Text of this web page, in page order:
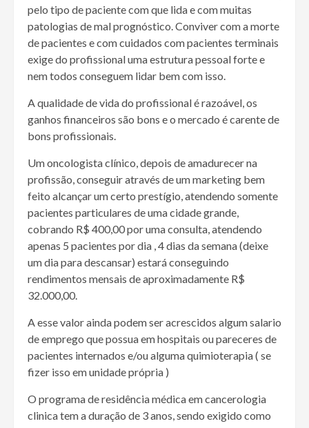
pelo tipo de paciente com que lida e com muitas
patologias de mal prognóstico. Conviver com a morte
de pacientes e com cuidados com pacientes terminais
exige do profissional uma estrutura pessoal forte e
nem todos conseguem lidar bem com isso.
A qualidade de vida do profissional é razoável, os
ganhos financeiros são bons e o mercado é carente de
bons profissionais.
Um oncologista clínico, depois de amadurecer na
profissão, conseguir através de um marketing bem
feito alcançar um certo prestígio, atendendo somente
pacientes particulares de uma cidade grande,
cobrando R$ 400,00 por uma consulta, atendendo
apenas 5 pacientes por dia , 4 dias da semana (deixe
um dia para descansar) estará conseguindo
rendimentos mensais de aproximadamente R$
32.000,00.
A esse valor ainda podem ser acrescidos algum salario
de emprego que possua em hospitais ou pareceres de
pacientes internados e/ou alguma quimioterapia ( se
fizer isso em unidade própria )
O programa de residência médica em cancerologia
clinica tem a duração de 3 anos, sendo exigido como